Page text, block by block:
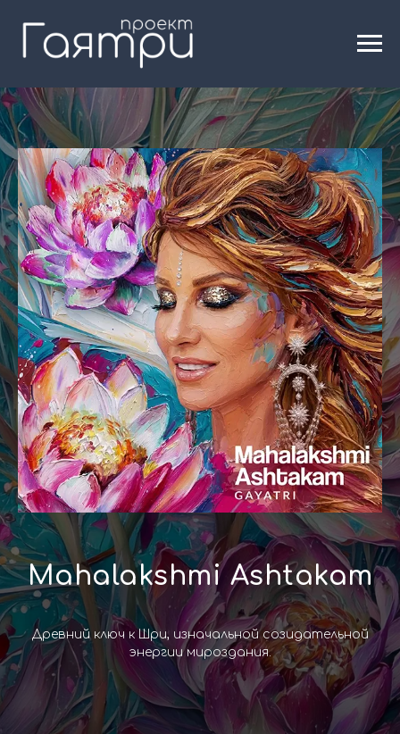
Mahalakshmi Ashtakam
Древний ключ к Шри, изначальной созидательной
энергии мироздания.